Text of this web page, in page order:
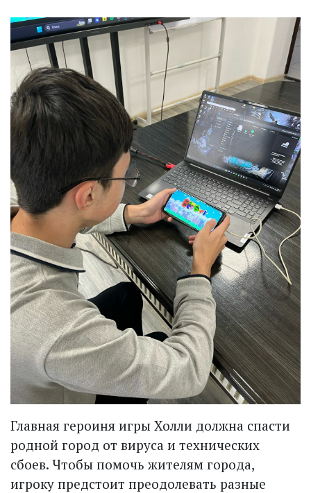
Главная героиня игры Холли должна спасти
родной город от вируса и технических
сбоев. Чтобы помочь жителям города,
игроку предстоит преодолевать разные